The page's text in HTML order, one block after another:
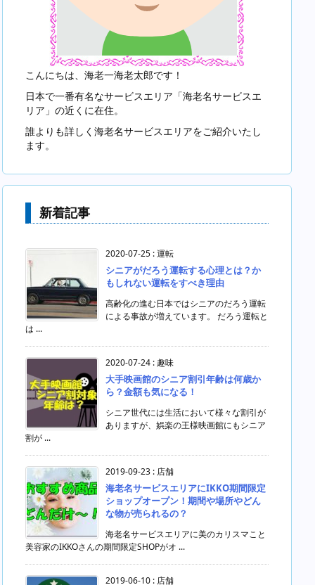
こんにちは、海老一海老太郎です！
日本で一番有名なサービスエリア「海老名サービスエ
リア」の近くに在住。
誰よりも詳しく海老名サービスエリアをご紹介いたし
ます。
新着記事
2020-07-25 :運転
シニアがだろう運転する心理とは？か
もしれない運転をすべき理由
高齢化の進む日本ではシニアのだろう運転
による事故が増えています。 だろう運転と
は ...
2020-07-24 : 趣味
大手映画館のシニア割引年齢は何歳か
ら？金額も気になる！
シニア世代には生活において様々な割引が
ありますが、娯楽の王様映画館にもシニア
割が ...
2019-09-23 : 店舗
海老名サービスエリアにIKKO期間限定
ショップオープン！期間や場所やどん
な物が売られるの？
海老名サービスエリアに美のカリスマこと
美容家のIKKOさんの期間限定SHOPがオ ...
2019-06-10 : 店舗